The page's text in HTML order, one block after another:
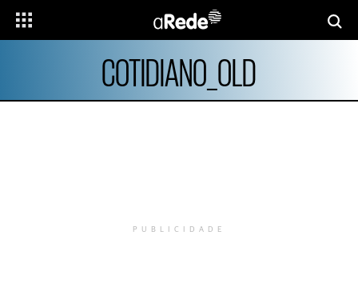
COTIDIANO_OLD
PUBLICIDADE